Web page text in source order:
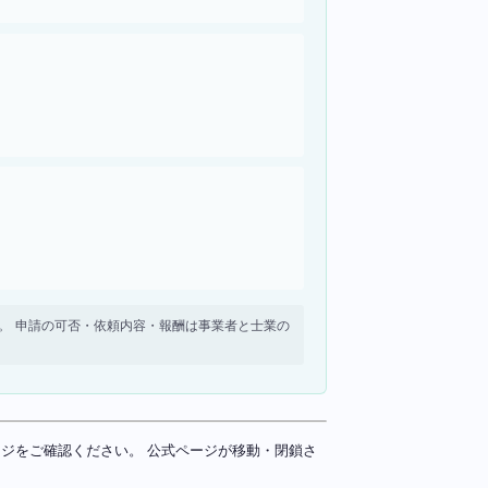
申請の可否・依頼内容・報酬は事業者と士業の
をご確認ください。 公式ページが移動・閉鎖さ